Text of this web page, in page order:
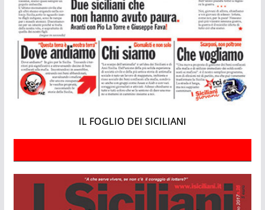
IL FOGLIO DEI SICILIANI